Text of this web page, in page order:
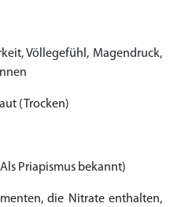
Völlegefühl, Magendruck,
(Trocken)
Priapismus bekannt)
die Nitrate enthalten,